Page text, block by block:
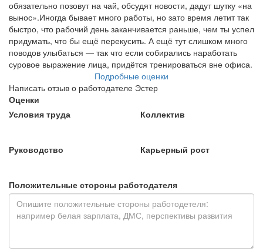
обязательно позовут на чай, обсудят новости, дадут шутку «на
вынос».Иногда бывает много работы, но зато время летит так
быстро, что рабочий день заканчивается раньше, чем ты успел
придумать, что бы ещё перекусить. А ещё тут слишком много
поводов улыбаться — так что если собирались наработать
суровое выражение лица, придётся тренироваться вне офиса.
Подробные оценки
Написать отзыв о работодателе Эстер
Оценки
Условия труда
Коллектив
Руководство Карьерный рост
Положительные стороны работодателя